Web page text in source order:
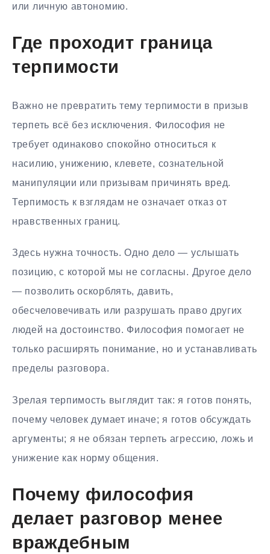
или личную автономию.
Где проходит граница
терпимости
Важно не превратить тему терпимости в призыв
терпеть всё без исключения. Философия не
требует одинаково спокойно относиться к
насилию, унижению, клевете, сознательной
манипуляции или призывам причинять вред.
Терпимость к взглядам не означает отказ от
нравственных границ.
Здесь нужна точность. Одно дело — услышать
позицию, с которой мы не согласны. Другое дело
— позволить оскорблять, давить,
обесчеловечивать или разрушать право других
людей на достоинство. Философия помогает не
только расширять понимание, но и устанавливать
пределы разговора.
Зрелая терпимость выглядит так: я готов понять,
почему человек думает иначе; я готов обсуждать
аргументы; я не обязан терпеть агрессию, ложь и
унижение как норму общения.
Почему философия
делает разговор менее
враждебным